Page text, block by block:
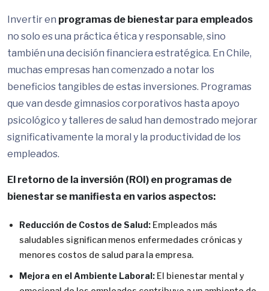
Invertir en programas de bienestar para empleados
no solo es una práctica ética y responsable, sino
también una decisión financiera estratégica. En Chile,
muchas empresas han comenzado a notar los
beneficios tangibles de estas inversiones. Programas
que van desde gimnasios corporativos hasta apoyo
psicológico y talleres de salud han demostrado mejorar
significativamente la moral y la productividad de los
empleados.
El retorno de la inversión (ROI) en programas de
bienestar se manifiesta en varios aspectos:
Reducción de Costos de Salud: Empleados más
saludables significan menos enfermedades crónicas y
menores costos de salud para la empresa.
Mejora en el Ambiente Laboral: El bienestar mental y